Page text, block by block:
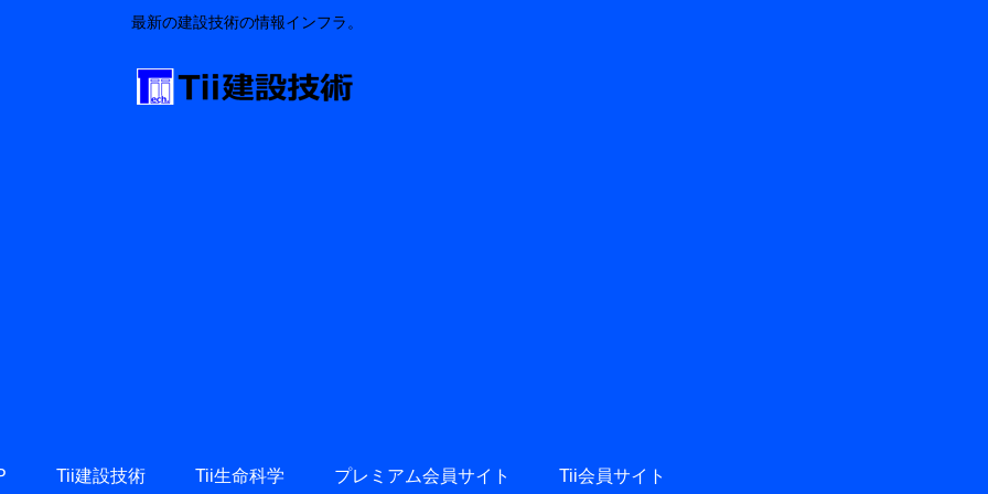
最新の建設技術の情報インフラ。
Tii建設技術 Tii生命科学 プレミアム会員サイト Tii会員サイト